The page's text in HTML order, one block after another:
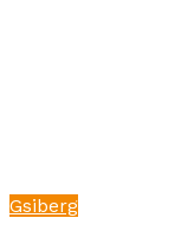
Gsiberg